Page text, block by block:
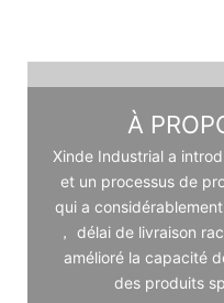
À
Xinde Industrial a
et un processus de
qui a
， délai de livraison
amélioré la capacité
des produits